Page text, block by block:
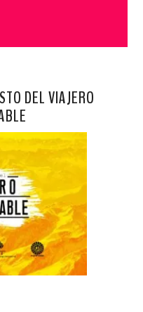
DEL VIAJERO